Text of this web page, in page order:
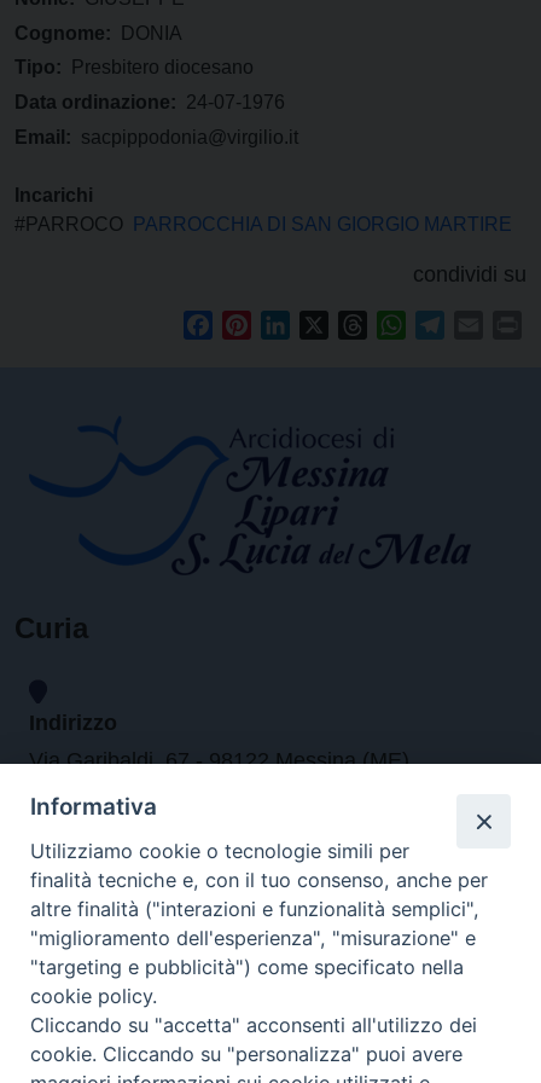
Cognome:
DONIA
Tipo:
Presbitero diocesano
Data ordinazione: 24-07-1976
Email: sacpippodonia@virgilio.it
Incarichi
#PARROCO
PARROCCHIA DI SAN GIORGIO MARTIRE
condividi su
FacebookPinterestLinkedIn ThreadsWhatsApp
Curia
Indirizzo
Via Garibaldi, 67 - 98122 Messina (ME)
Orari
da lunedi al venerdi dalle ore 9.30 alle 12.30
Contatti
Tel. 090.6684111 - Fax. 090.6684206
arcivescovo.messina@tin.it
Informativa
Utilizziamo cookie o tecnologie simili per
finalità tecniche e, con il tuo consenso, anche per
altre finalità ("interazioni e funzionalità semplici",
"miglioramento dell'esperienza", "misurazione" e
"targeting e pubblicità") come specificato nella
cookie policy.
Cliccando su "accetta" acconsenti all'utilizzo dei
cookie. Cliccando su "personalizza" puoi avere